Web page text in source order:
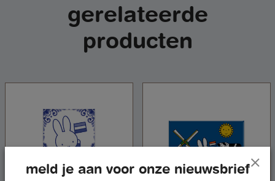
gerelateerde
producten
meld je aan voor onze nieuwsbrief